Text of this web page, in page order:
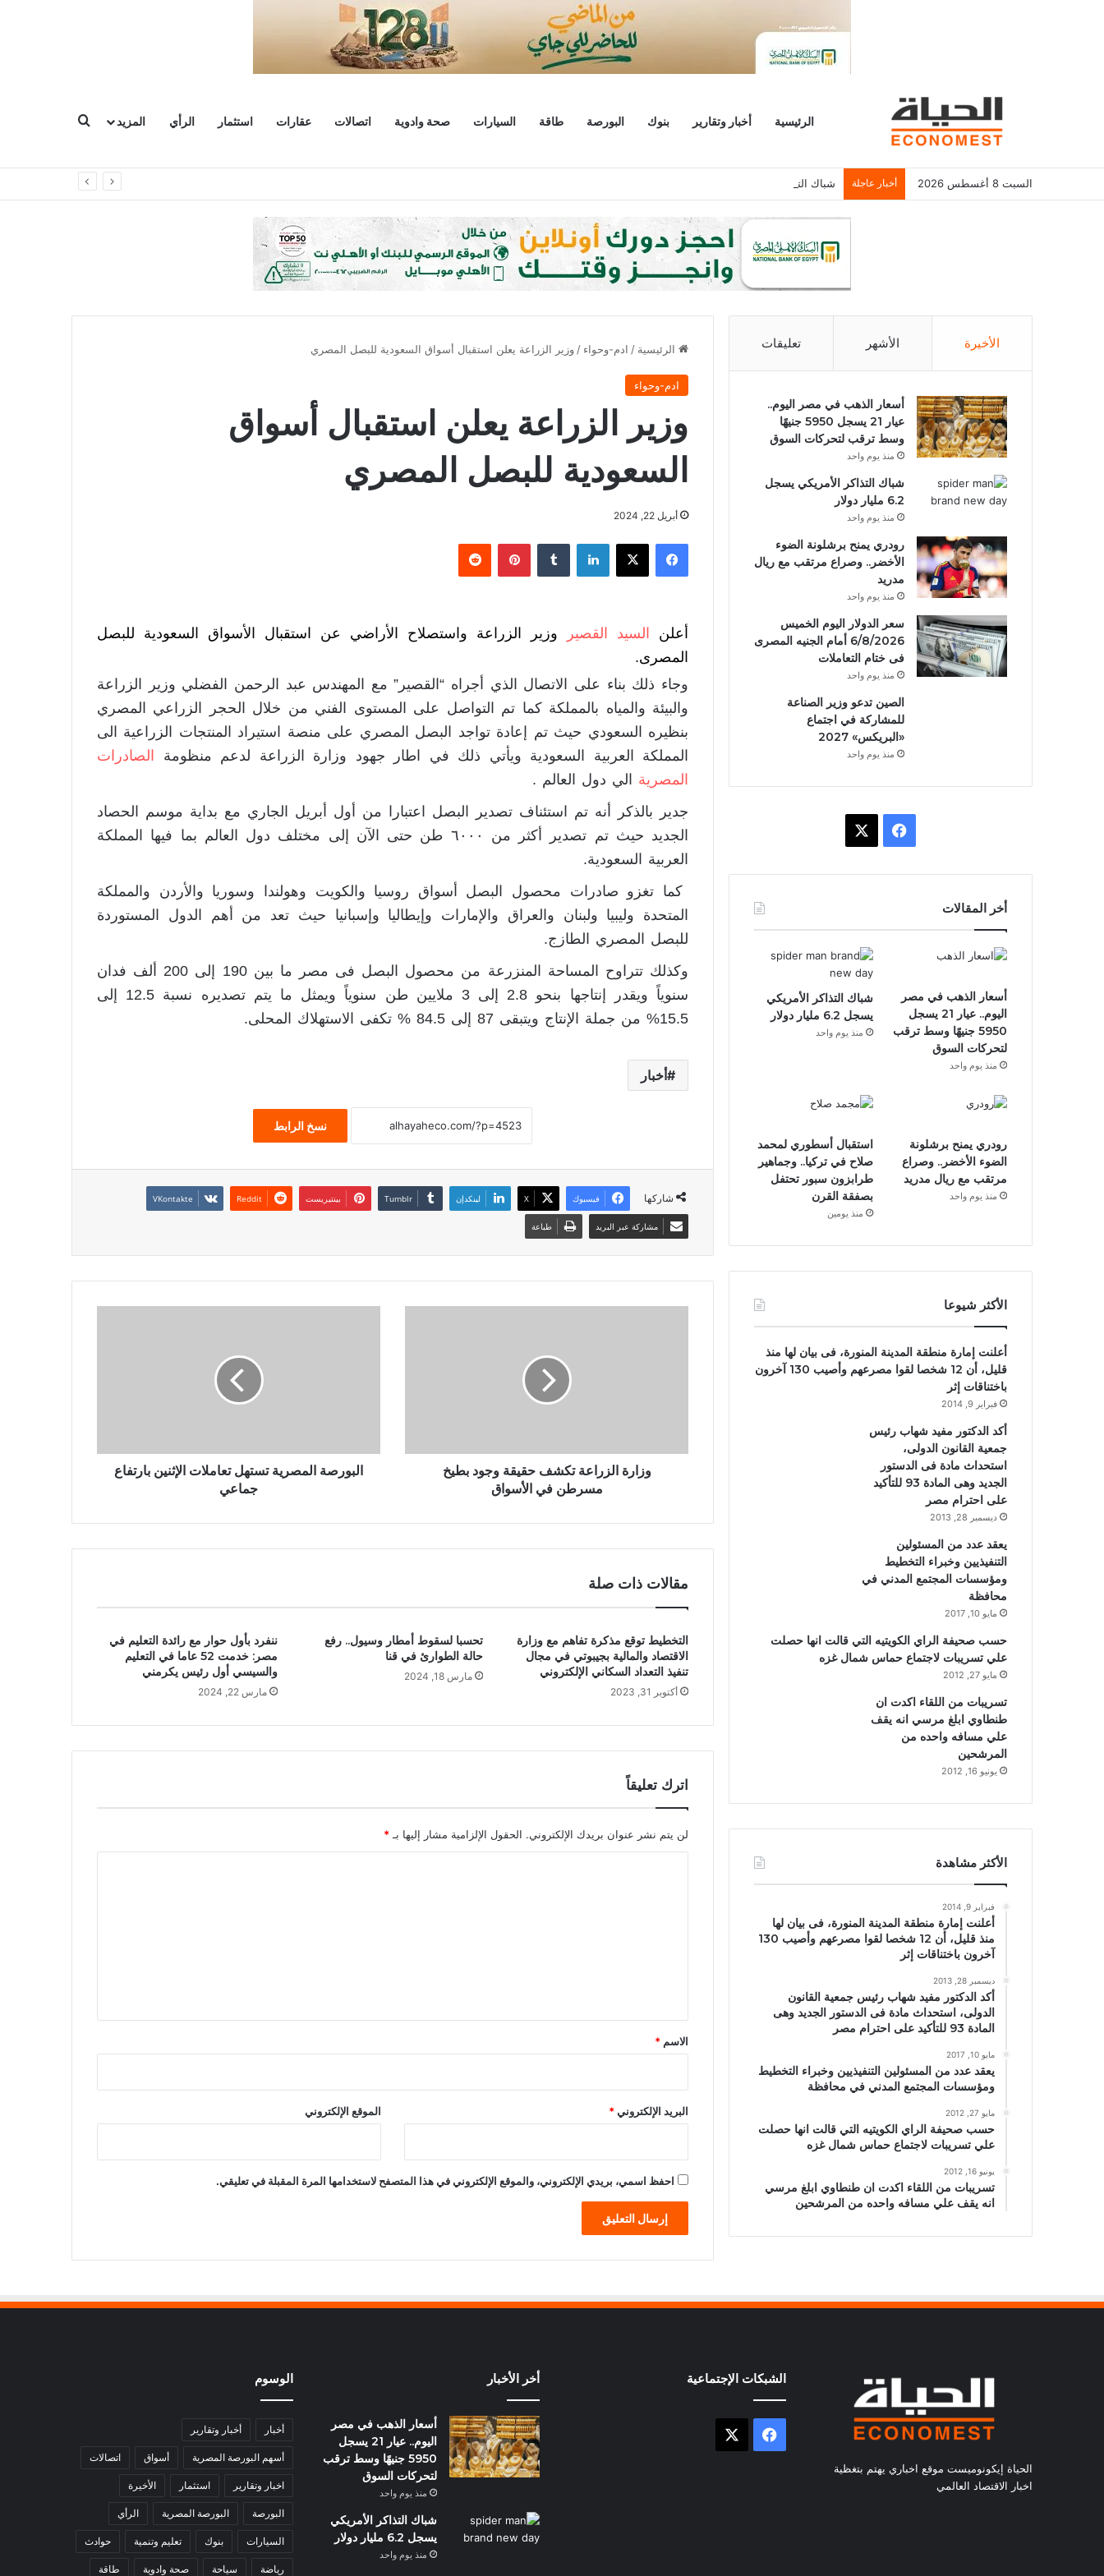
الرئيسية أخبار وتقارير بنوك البورصة طاقة السيارات صحة وادوية اتصالات عقارات استثمار الرأي المزيد
السبت 8 أغسطس 2026 أخبار عاجلة شباك التذاكر الأمريكي يسجل 6.2 مليار دولار
الرئيسية / ادم-وحواء / وزير الزراعة يعلن استقبال أسواق السعودية للبصل المصري
ادم-وحواء
وزير الزراعة يعلن استقبال أسواق
السعودية للبصل المصري
أبريل 22, 2024
فيسبوك لينكدإن بينتيريست
أعلن السيد القصير
وزير الزراعة واستصلاح الأراضي عن استقبال الأسواق السعودية للبصل
المصرى.
وجاء ذلك بناء على الاتصال الذي أجراه “القصير” مع المهندس عبد الرحمن الفضلي وزير الزراعة
والبيئة والمياه بالمملكة كما تم التواصل على المستوى الفني من خلال الحجر الزراعي المصري
بنظيره السعودي حيث تم إعادة تواجد البصل المصري على منصة استيراد المنتجات الزراعية الى
المملكة العربية السعودية ويأتي ذلك في اطار جهود وزارة الزراعة لدعم منظومة
الصادرات
المصرية
الي دول العالم .
جدير بالذكر أنه تم استئناف تصدير البصل اعتبارا من أول أبريل الجاري مع بداية موسم الحصاد
الجديد حيث تم تصدير أكثر من ٦٠٠٠ طن حتى الآن إلى مختلف دول العالم بما فيها المملكة
العربية السعودية.
كما تغزو صادرات محصول البصل أسواق روسيا والكويت وهولندا وسوريا والأردن والمملكة
المتحدة وليبيا ولبنان والعراق والإمارات وإيطاليا وإسبانيا حيث تعد من أهم الدول المستوردة
للبصل المصري الطازج.
وكذلك تتراوح المساحة المنزرعة من محصول البصل فى مصر ما بين 190 إلى 200 ألف فدان
سنوياً ويقدر إنتاجها بنحو 2.8 إلى 3 ملايين طن سنوياً ويمثل ما يتم تصديره نسبة 12.5 إلى
15.5% من جملة الإنتاج ويتبقى 87 إلى 84.5 % تكفى الاستهلاك المحلى.
أخبار
نسخ الرابط
شاركها فيسبوك X لينكدإن بينتيريست
مشاركة عبر البريد طباعة
وزارة الزراعة تكشف حقيقة وجود بطيخ
مسرطن في الأسواق
البورصة المصرية تستهل تعاملات الإثنين بارتفاع
جماعي
مقالات ذات صلة
التخطيط توقع مذكرة تفاهم مع وزارة
الاقتصاد والمالية بجيبوتي في مجال
تنفيذ التعداد السكاني الإلكتروني
أكتوبر 31, 2023
تحسبا لسقوط أمطار وسيول.. رفع
حالة الطوارئ في قنا
مارس 18, 2024
ننفرد بأول حوار مع رائدة التعليم في
مصر: خدمت 52 عاما في التعليم
والسيسي أول رئيس يكرمني
مارس 22, 2024
اترك تعليقاً
لن يتم نشر عنوان بريدك الإلكتروني. الحقول الإلزامية مشار إليها بـ *
*
الاسم *
البريد الإلكتروني* الموقع الإلكتروني
احفظ اسمي، بريدي الإلكتروني، والموقع الإلكتروني في هذا المتصفح لاستخدامها المرة المقبلة في تعليقي.
الأخيرة الأشهر تعليقات
أسعار الذهب في مصر اليوم..
عيار 21 يسجل 5950 جنيهًا
وسط ترقب لتحركات السوق
منذ يوم واحد
شباك التذاكر الأمريكي يسجل
6.2 مليار دولار
منذ يوم واحد
رودري يمنح برشلونة الضوء
الأخضر.. وصراع مرتقب مع ريال
مدريد
منذ يوم واحد
سعر الدولار اليوم الخميس
6/8/2026 أمام الجنيه المصرى
فى ختام التعاملات
منذ يوم واحد
الصين تدعو وزير الصناعة
للمشاركة في اجتماع
«البريكس» 2027
منذ يوم واحد
ب
أخر المقالات
أسعار الذهب في مصر
اليوم.. عيار 21 يسجل
5950 جنيهًا وسط ترقب
لتحركات السوق
منذ يوم واحد
شباك التذاكر الأمريكي
يسجل 6.2 مليار دولار
منذ يوم واحد
رودري يمنح برشلونة
الضوء الأخضر.. وصراع
مرتقب مع ريال مدريد
منذ يوم واحد
استقبال أسطوري لمحمد
صلاح في تركيا.. وجماهير
طرابزون سبور تحتفل
بصفقة القرن
منذ يومين
الأكثر شيوعا
أعلنت إمارة منطقة المدينة المنورة، فى بيان لها منذ
قليل، أن 12 شخصا لقوا مصرعهم وأصيب 130 آخرون
باختناقات إثر
فبراير 9, 2014
أكد الدكتور مفيد شهاب رئيس
جمعية القانون الدولى،
استحداث مادة فى الدستور
الجديد وهى المادة 93 للتأكيد
على احترام مصر
ديسمبر 28, 2013
يعقد عدد من المسئولين
التنفيذيين وخبراء التخطيط
ومؤسسات المجتمع المدني في
محافظة
مايو 10, 2017
حسب صحيفة الراي الكويتيه التي قالت انها حصلت
علي تسريبات لاجتماع حماس شمال غزه
مايو 27, 2012
تسريبات من اللقاء اكدت ان
طنطاوي ابلغ مرسي انه يقف
علي مسافه واحده من
المرشحين
يونيو 16, 2012
الأكثر مشاهدة
فبراير 9, 2014
أعلنت إمارة منطقة المدينة المنورة، فى بيان لها
منذ قليل، أن 12 شخصا لقوا مصرعهم وأصيب 130
آخرون باختناقات إثر
ديسمبر 28, 2013
أكد الدكتور مفيد شهاب رئيس جمعية القانون
الدولى، استحداث مادة فى الدستور الجديد وهى
المادة 93 للتأكيد على احترام مصر
مايو 10, 2017
يعقد عدد من المسئولين التنفيذيين وخبراء التخطيط
ومؤسسات المجتمع المدني في محافظة
مايو 27, 2012
حسب صحيفة الراي الكويتيه التي قالت انها حصلت
علي تسريبات لاجتماع حماس شمال غزه
يونيو 16, 2012
تسريبات من اللقاء اكدت ان طنطاوي ابلغ مرسي
انه يقف علي مسافه واحده من المرشحين
الحياة إيكونوميست موقع اخباري يهتم بتغظية
اخبار الاقتصاد العالمي
الشبكات الإجتماعية
فيسبوك
أخر الأخبار
أسعار الذهب في مصر
اليوم.. عيار 21 يسجل
5950 جنيهًا وسط ترقب
لتحركات السوق
منذ يوم واحد
شباك التذاكر الأمريكي
يسجل 6.2 مليار دولار
منذ يوم واحد
الوسوم
أخبار أخبار وتقارير
أسهم البورصة المصرية أسواق اتصالات
اخبار وتقارير استثمار الأخيرة
البورصة البورصة المصرية الرأي
السيارات بنوك تعليم وتنمية حوادث
رياضة سياحة صحة وادوية طاقة